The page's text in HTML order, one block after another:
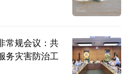
常规会议：共
务灾害防治工